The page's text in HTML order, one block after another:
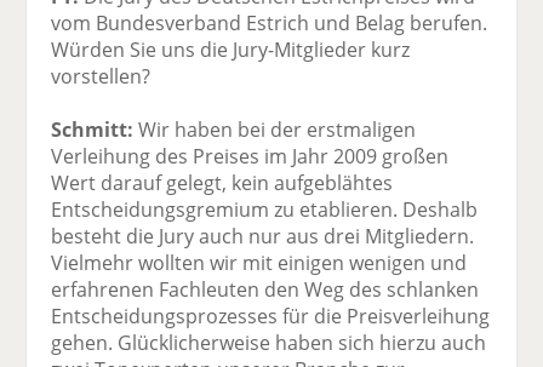
vom Bundesverband Estrich und Belag berufen.
Würden Sie uns die Jury-Mitglieder kurz
vorstellen?
Schmitt: Wir haben bei der erstmaligen
Verleihung des Preises im Jahr 2009 großen
Wert darauf gelegt, kein aufgeblähtes
Entscheidungsgremium zu etablieren. Deshalb
besteht die Jury auch nur aus drei Mitgliedern.
Vielmehr wollten wir mit einigen wenigen und
erfahrenen Fachleuten den Weg des schlanken
Entscheidungsprozesses für die Preisverleihung
gehen. Glücklicherweise haben sich hierzu auch